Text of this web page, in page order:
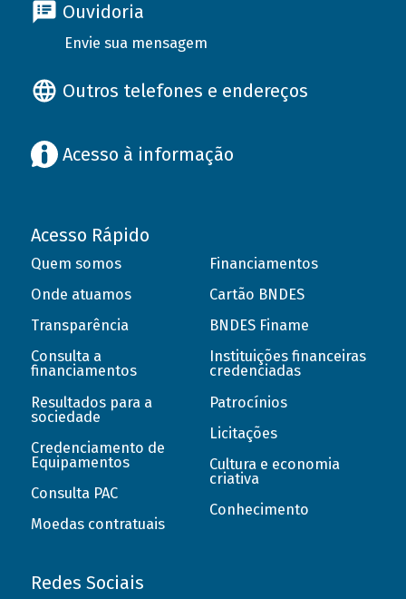
Ouvidoria
Envie sua mensagem
Outros telefones e endereços
Acesso à informação
Acesso Rápido
Quem somos
Onde atuamos
Transparência
Consulta a
financiamentos
Resultados para a
sociedade
Credenciamento de
Equipamentos
Consulta PAC
Moedas contratuais
Financiamentos
Cartão BNDES
BNDES Finame
Instituições financeiras
credenciadas
Patrocínios
Licitações
Cultura e economia
criativa
Conhecimento
Redes Sociais